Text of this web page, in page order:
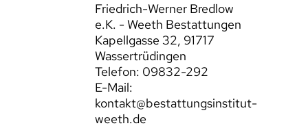
Friedrich-Werner Bredlow
e.K. - Weeth Bestattungen
Kapellgasse 32, 91717
Wassertrüdingen
Telefon: 09832-292
E-Mail:
kontakt@bestattungsinstitut-
weeth.de